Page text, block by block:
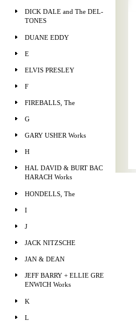
DICK DALE and The DEL-
TONES
DUANE EDDY
E
ELVIS PRESLEY
F
FIREBALLS, The
G
GARY USHER Works
H
HAL DAVID & BURT BAC
HARACH Works
HONDELLS, The
I
J
JACK NITZSCHE
JAN & DEAN
JEFF BARRY + ELLIE GRE
ENWICH Works
K
L